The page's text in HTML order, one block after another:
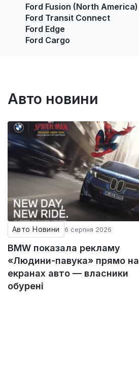
Ford Fusion (North America)
Ford Transit Connect
Ford Edge
Ford Cargo
Авто новини
Авто Новини 6 серпня 2026
BMW показала рекламу
«Людини-павука» прямо на
екранах авто — власники
обурені